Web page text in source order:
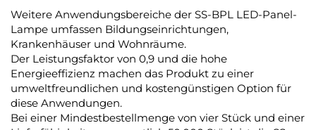
Weitere Anwendungsbereiche der SS-BPL LED-Panel-
Lampe umfassen Bildungseinrichtungen,
Krankenhäuser und Wohnräume.
Der Leistungsfaktor von 0,9 und die hohe
Energieeffizienz machen das Produkt zu einer
umweltfreundlichen und kostengünstigen Option für
diese Anwendungen.
Bei einer Mindestbestellmenge von vier Stück und einer